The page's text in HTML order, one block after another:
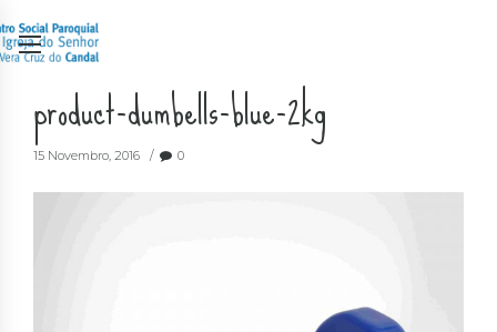
product-dumbells-blue-2kg
15 Novembro, 2016 0